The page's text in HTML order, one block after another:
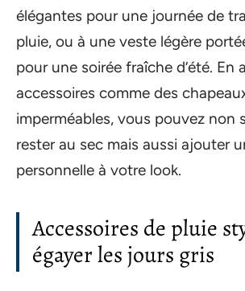
élégantes pour une journée de
pluie, ou à une veste légère
pour une soirée fraîche d’été. En
accessoires comme des
imperméables, vous pouvez non
rester au sec mais aussi ajouter
personnelle à votre look.
Accessoires de pluie
égayer les jours gris